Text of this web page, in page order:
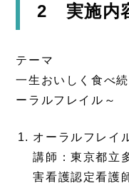
2 実施内
テーマ
一生おいしく食べ
ーラルフレイル～
オーラルフレイ
講師：東京都立
害看護認定看